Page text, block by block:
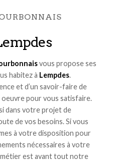
vous propose ses
habitez à Lempdes.
et d’un savoir-faire de
pour vous satisfaire.
dans votre projet de
de vos besoins. Si vous
à votre disposition pour
nécessaires à votre
est avant tout notre